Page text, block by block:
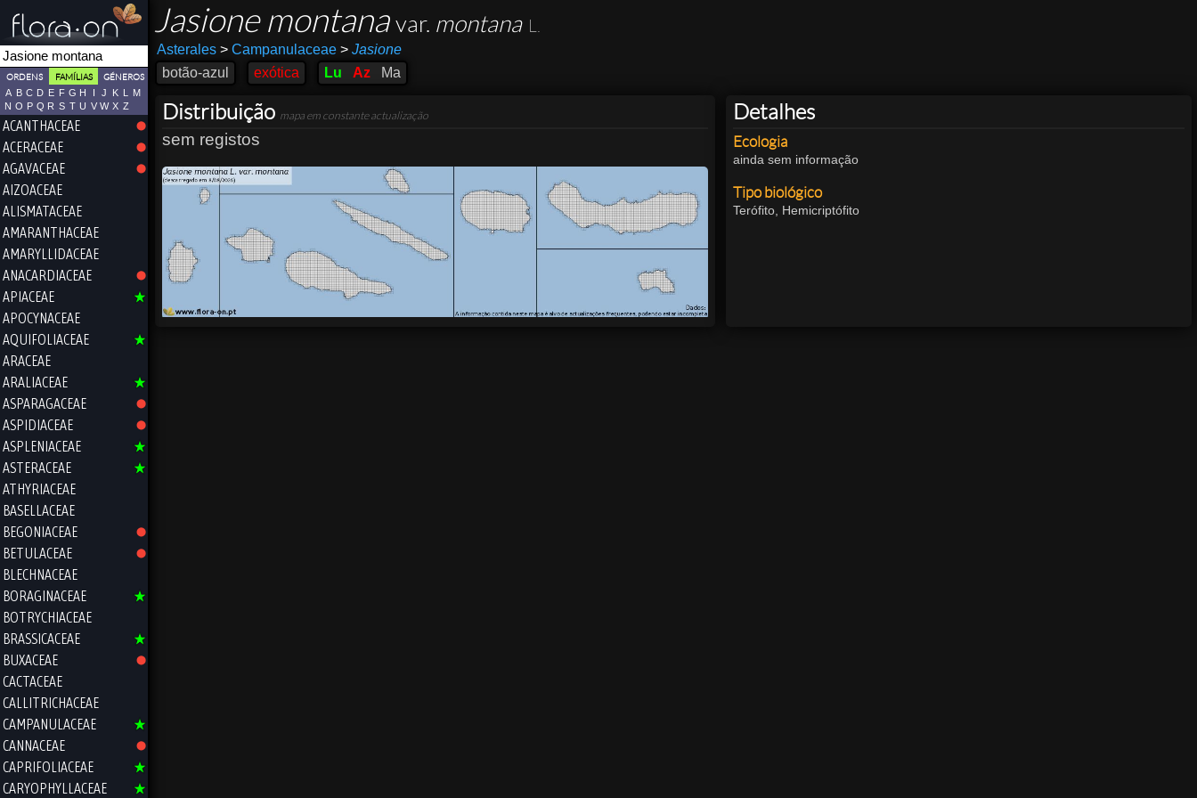
ORDENS FAMÍLIAS GÉNEROS
A B C D E F G H I J K L
M
N O P Q R S T U V W X Z
ACANTHACEAE
ACERACEAE
AGAVACEAE
AIZOACEAE
ALISMATACEAE
AMARANTHACEAE
AMARYLLIDACEAE
ANACARDIACEAE
APIACEAE
APOCYNACEAE
AQUIFOLIACEAE
ARACEAE
ARALIACEAE
ASPARAGACEAE
ASPIDIACEAE
ASPLENIACEAE
ASTERACEAE
ATHYRIACEAE
BASELLACEAE
BEGONIACEAE
BETULACEAE
BLECHNACEAE
BORAGINACEAE
BOTRYCHIACEAE
BRASSICACEAE
BUXACEAE
CACTACEAE
CALLITRICHACEAE
CAMPANULACEAE
CANNACEAE
CAPRIFOLIACEAE
CARYOPHYLLACEAE
Jasione montana var. montana
Asterales >Campanulaceae > Jasione
botão-azul
exótica Lu Az Ma
Distribuição mapa em constante actualização
sem registos
Detalhes
Ecologia
ainda sem informação
Tipo biológico
Terófito Hemicriptófito